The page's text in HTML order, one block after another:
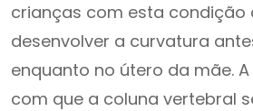
crianças com esta condição
desenvolver a curvatura
enquanto no útero da mãe.
com que a coluna vertebral